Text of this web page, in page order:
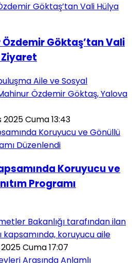
Göktaş’tan Vali
Ziyaret
Aile ve Sosyal
Özdemir Göktaş, Yalova
Cuma 13:43
Koruyucu ve
Programı
Bakanlığı tarafından ilan
kapsamında, koruyucu aile
Cuma 17:07